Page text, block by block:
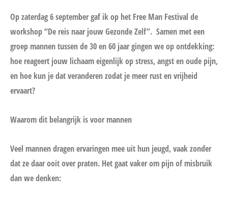
Op zaterdag 6 september gaf ik op het Free Man Festival de
workshop “De reis naar jouw Gezonde Zelf”. Samen met een
groep mannen tussen de 30 en 60 jaar gingen we op ontdekking:
hoe reageert jouw lichaam eigenlijk op stress, angst en oude pijn,
en hoe kun je dat veranderen zodat je meer rust en vrijheid
ervaart?
Waarom dit belangrijk is voor mannen
Veel mannen dragen ervaringen mee uit hun jeugd, vaak zonder
dat ze daar ooit over praten. Het gaat vaker om pijn of misbruik
dan we denken: